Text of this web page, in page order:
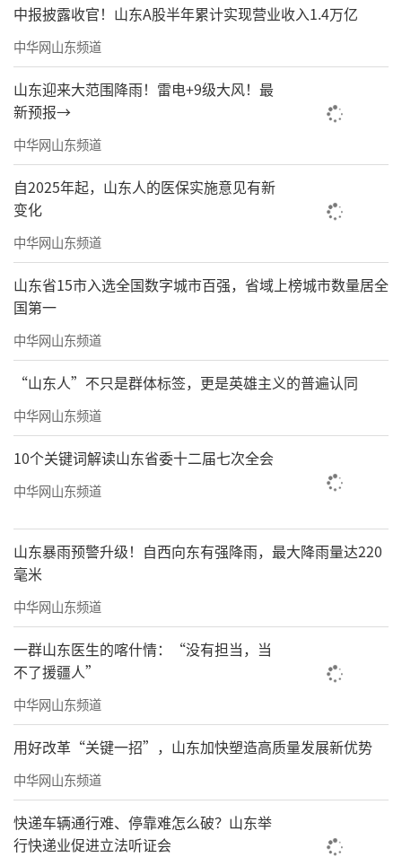
会议。局属各单位领导班子成员，中层以上干
部在各分会场参加会议。
（来源：山东地矿）
责任编辑：周龙
中报披露收官！山东A股半年累计实现营业收入1.4万亿
中华网山东频道
山东迎来大范围降雨！雷电+9级大风！最
新预报→
中华网山东频道
自2025年起，山东人的医保实施意见有新
变化
中华网山东频道
山东省15市入选全国数字城市百强，省域上榜城市数量居全
国第一
中华网山东频道
“山东人”不只是群体标签，更是英雄主义的普遍认同
中华网山东频道
10个关键词解读山东省委十二届七次全会
中华网山东频道
山东暴雨预警升级！自西向东有强降雨，最大降雨量达220
毫米
中华网山东频道
一群山东医生的喀什情：“没有担当，当
不了援疆人”
中华网山东频道
用好改革“关键一招”，山东加快塑造高质量发展新优势
中华网山东频道
快递车辆通行难、停靠难怎么破？山东举
行快递业促进立法听证会